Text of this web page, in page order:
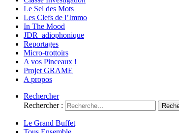
Le Sel des Mots
Les Clefs de l’Immo
In The Mood
JDR_adiophonique
Reportages
Micro-trottoirs
A vos Pinceaux !
Projet GRAME
A propos
Rechercher
Rechercher :
Le Grand Buffet